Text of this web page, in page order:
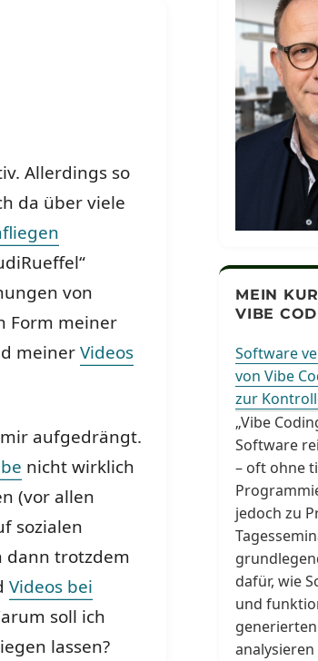
Allerdings so
da über viele
von
Form meiner
meinerVideos
aufgedrängt.
nicht wirklich
(vor allen
sozialen
dann trotzdem
Videos bei
soll ich
lassen?
MEIN
VIBE
Software
von Vibe
zur
„Vibe
Software
– oft ohne
jedoch zu
dafür, wie
und